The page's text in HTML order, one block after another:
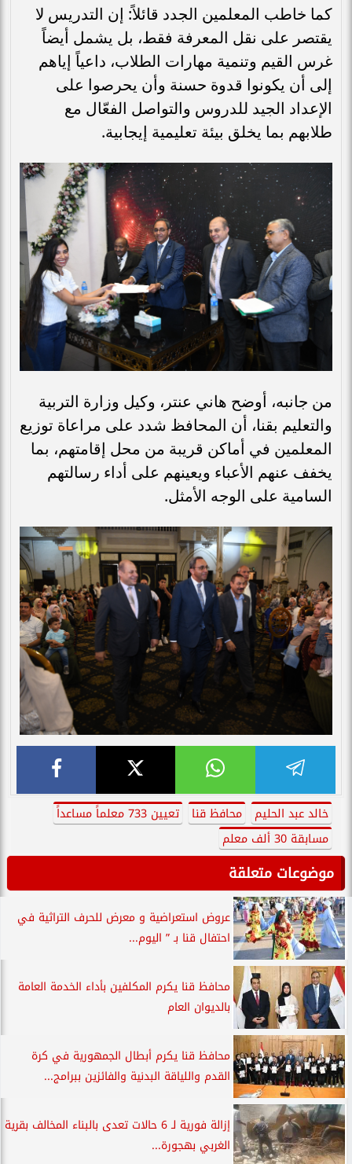
كما خاطب المعلمين الجدد قائلاً: إن التدريس لا
يقتصر على نقل المعرفة فقط، بل يشمل أيضاً
غرس القيم وتنمية مهارات الطلاب، داعياً إياهم
إلى أن يكونوا قدوة حسنة وأن يحرصوا على
الإعداد الجيد للدروس والتواصل الفعّال مع
طلابهم بما يخلق بيئة تعليمية إيجابية.
من جانبه، أوضح هاني عنتر، وكيل وزارة التربية
والتعليم بقنا، أن المحافظ شدد على مراعاة توزيع
المعلمين في أماكن قريبة من محل إقامتهم، بما
يخفف عنهم الأعباء ويعينهم على أداء رسالتهم
السامية على الوجه الأمثل.
خالد عبد الحليم محافظ قنا
تعيين 733 معلماً مساعداً
مسابقة 30 ألف معلم
موضوعات متعلقة
عروض استعراضية و معرض للحرف التراثية في
احتفال قنا بـ ” اليوم...
محافظ قنا يكرم المكلفين بأداء الخدمة العامة
بالديوان العام
محافظ قنا يكرم أبطال الجمهورية في كرة
القدم واللياقة البدنية والفائزين ببرامج...
إزالة فورية لـ 6 حالات تعدى بالبناء المخالف بقرية
الغربي بهجورة...